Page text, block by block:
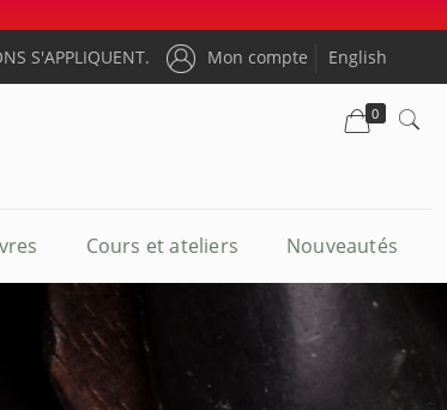
S'APPLIQUENT.
Mon compte English
Cours et ateliers Nouveautés
0